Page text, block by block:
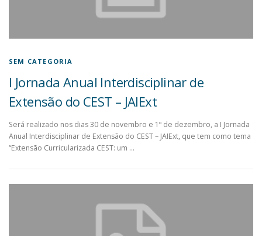
SEM CATEGORIA
I Jornada Anual Interdisciplinar de
Extensão do CEST – JAIExt
Será realizado nos dias 30 de novembro e 1º de dezembro, a I Jornada
Anual Interdisciplinar de Extensão do CEST – JAIExt, que tem como tema
“Extensão Curricularizada CEST: um …